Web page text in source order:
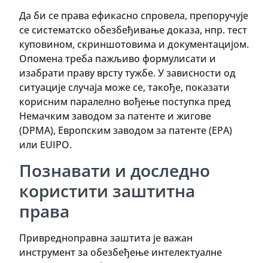
Да би се права ефикасно спровела, препоручује
се систематско обезбеђивање доказа, нпр. тест
куповином, скриншотовима и документацијом.
Опомена треба пажљиво формулисати и
изабрати праву врсту тужбе. У зависности од
ситуације случаја може се, такође, показати
корисним паралелно вођење поступка пред
Немачким заводом за патенте и жигове
(DPMA), Европским заводом за патенте (EPA)
или EUIPO.
Познавати и доследно
користити заштитна
права
Привредноправна заштита је важан
инструмент за обезбеђење интелектуалне